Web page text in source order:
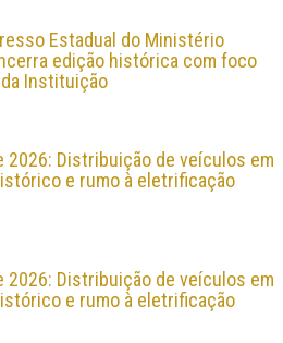
Estadual do Ministério
edição histórica com foco
Instituição
2026: Distribuição de veículos em
e rumo à eletrificação
2026: Distribuição de veículos em
e rumo à eletrificação